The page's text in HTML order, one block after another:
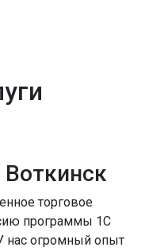
торговое
программы 1С
огромный опыт